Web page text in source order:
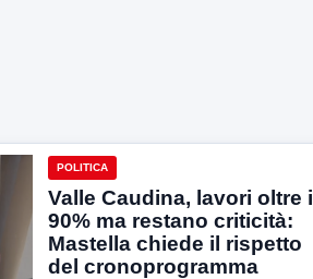
POLITICA
Valle Caudina, lavori oltre il
90% ma restano criticità:
Mastella chiede il rispetto
del cronoprogramma